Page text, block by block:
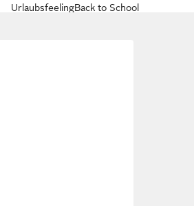
Back to School
Urlaubsfeeling